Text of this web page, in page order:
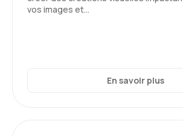
vos images et…
En savoir plus